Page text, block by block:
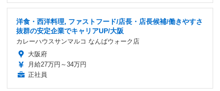
洋食・西洋料理, ファストフード/店長・店長候補/働きやすさ
抜群の安定企業でキャリアUP/大阪
カレーハウスサンマルコ なんばウォーク店
大阪府
月給27万円～34万円
正社員